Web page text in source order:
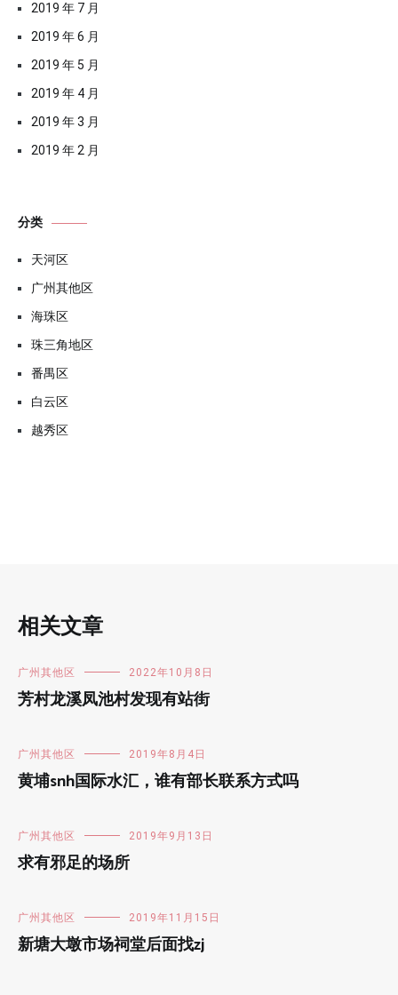
2019 年 7 月
2019 年 6 月
2019 年 5 月
2019 年 4 月
2019 年 3 月
2019 年 2 月
分类
天河区
广州其他区
海珠区
珠三角地区
番禺区
白云区
越秀区
相关文章
广州其他区 2022年10月8日
芳村龙溪凤池村发现有站街
广州其他区 2019年8月4日
黄埔snh国际水汇，谁有部长联系方式吗
广州其他区 2019年9月13日
求有邪足的场所
广州其他区 2019年11月15日
新塘大墩市场祠堂后面找zj